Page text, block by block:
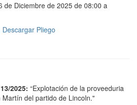
de Diciembre de 2025 de 08:00 a
Descargar Pliego
13/2025: “Explotación de la proveeduria
del partido de Lincoln."